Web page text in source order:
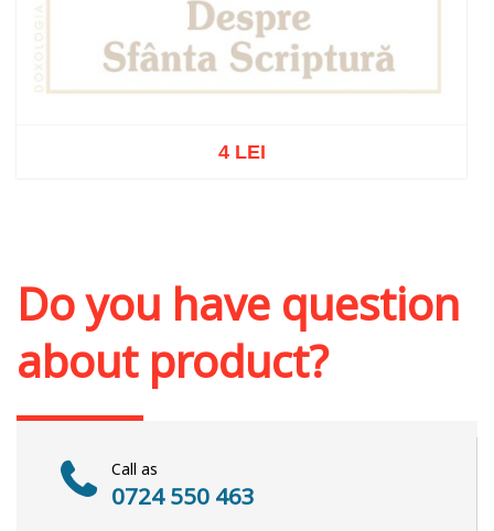
4 LEI
Do you have question
about product?
Call as
0724 550 463